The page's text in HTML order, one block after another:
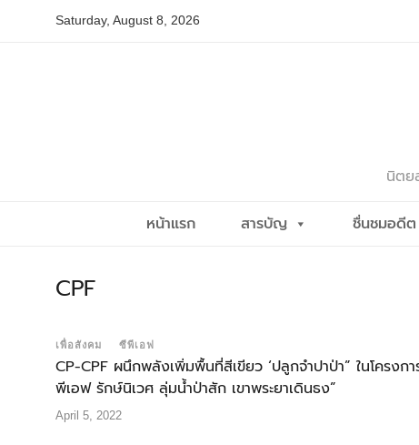
Saturday, August 8, 2026
นิตย
หน้าแรก สารบัญ ชื่นชมอดีต
CPF
เพื่อสังคม ซีพีเอฟ
CP-CPF ผนึกพลังเพิ่มพื้นที่สีเขียว ‘ปลูกจำปาป่า” ในโครงกา
พีเอฟ รักษ์นิเวศ ลุ่มน้ำป่าสัก เขาพระยาเดินธง”
April 5, 2022